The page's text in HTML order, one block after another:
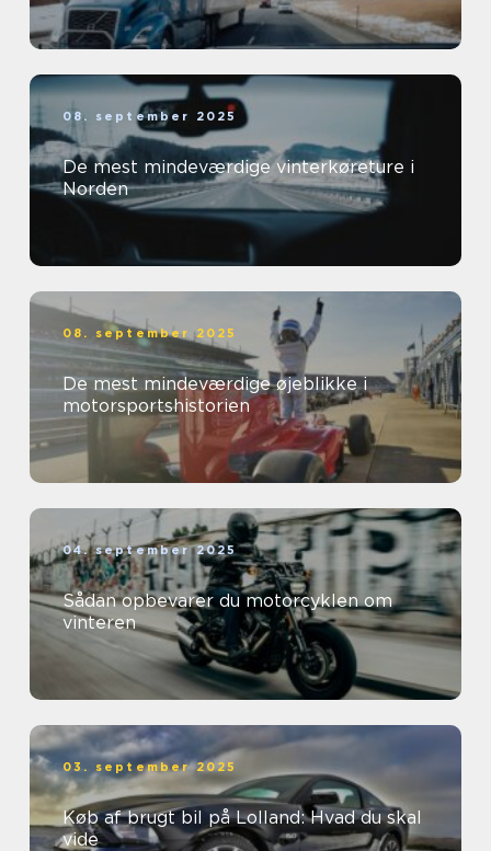
08. september 2025
De mest mindeværdige vinterkøreture i
Norden
08. september 2025
De mest mindeværdige øjeblikke i
motorsportshistorien
04. september 2025
Sådan opbevarer du motorcyklen om
vinteren
03. september 2025
Køb af brugt bil på Lolland: Hvad du skal
vide